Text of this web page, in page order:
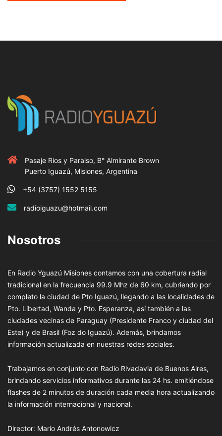
Pasaje Rios y Paraiso, B° Almirante Brown
Puerto Iguazú, Misiones, Argentina
+54 (3757) 1552 5155
radioiguazu@hotmail.com
Nosotros
En Radio Yguazú Misiones contamos con una cobertura radial
tradicional en la frecuencia 99.9 Mhz de 60 km, cubriendo por
completo la ciudad de Pto Iguazú, llegando a las localidades de
Pto. Libertad, Wanda y Pto. Esperanza, así también a las
ciudades vecinas de Paraguay (Presidente Franco y ciudad del
Este) y de Brasil (Foz do Iguazú). Además, brindamos
información actualizada en nuestras redes sociales.
Trabajamos en conjunto con Radio Rivadavia de Buenos Aires,
brindando servicios informativos durante las 24 hs. emitiéndose
flashes de 2 minutos de duración cada media hora actualizando
la información internacional y nacional.
Director: Mario Andrés Antonowicz